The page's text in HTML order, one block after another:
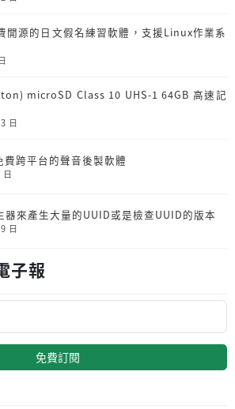
開源的日文假名練習軟體，支援Linux作業系
microSD Class 10 UHS-1 64GB 高速記
日
跨平台的聲音後製軟體
器來產生大量的UUID或是檢查UUID的版本
日
子報
免費訂閱